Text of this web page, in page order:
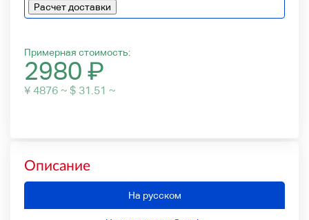
Расчет доставки
Примерная стоимость:
2980 ₽
¥ 4876 ~ $ 31.51 ~
Описание
На русском